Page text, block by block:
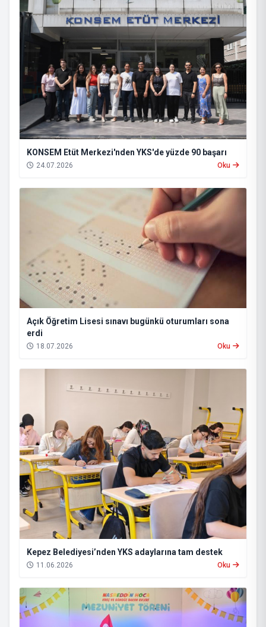
KONSEM Etüt Merkezi'nden YKS'de yüzde 90 başarı
24.07.2026 Oku
Açık Öğretim Lisesi sınavı bugünkü oturumları sona
erdi
18.07.2026 Oku
Kepez Belediyesi’nden YKS adaylarına tam destek
11.06.2026 Oku